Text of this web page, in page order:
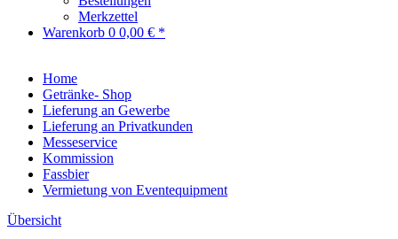
Merkzettel
Warenkorb 0 0,00 € *
Home
Getränke- Shop
Lieferung an Gewerbe
Lieferung an Privatkunden
Messeservice
Kommission
Fassbier
Vermietung von Eventequipment
Übersicht